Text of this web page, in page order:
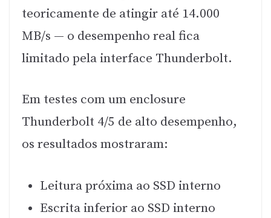
teoricamente de atingir até 14.000
MB/s — o desempenho real fica
limitado pela interface Thunderbolt.
Em testes com um enclosure
Thunderbolt 4/5 de alto desempenho,
os resultados mostraram:
Leitura próxima ao SSD interno
Escrita inferior ao SSD interno